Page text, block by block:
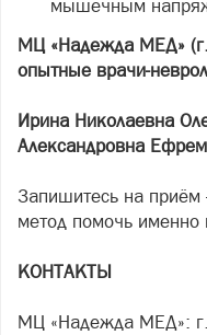
мышечным
МЦ «Надежда МЕД»
опытные врачи-
Ирина Николаевна
Александровна
Запишитесь на
метод помочь именно
КОНТАКТЫ
МЦ «Надежда МЕД»: